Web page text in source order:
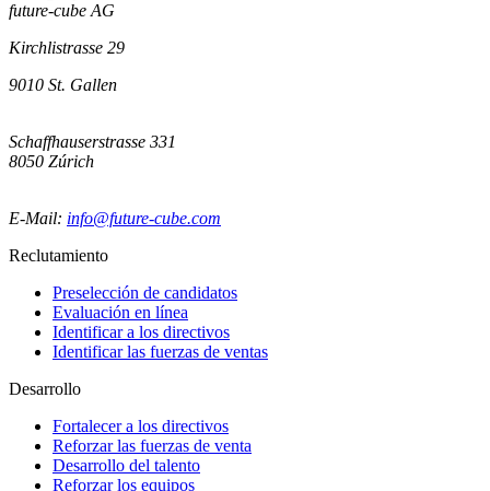
future-cube AG
Kirchlistrasse 29
9010 St. Gallen
Schaffhauserstrasse 331
8050 Zúrich
E-Mail: info@future-cube.com
Reclutamiento
Preselección de candidatos
Evaluación en línea
Identificar a los directivos
Identificar las fuerzas de ventas
Desarrollo
Fortalecer a los directivos
Reforzar las fuerzas de venta
Desarrollo del talento
Reforzar los equipos